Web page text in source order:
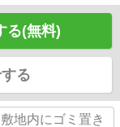
る(無料)
る
地内にゴミ置き